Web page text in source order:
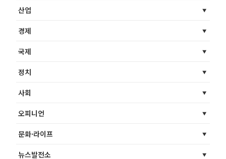
산업
경제
국제
정치
사회
오피니언
문화·라이프
뉴스발전소